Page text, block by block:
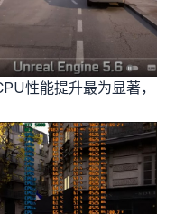
性能提升最为显著，